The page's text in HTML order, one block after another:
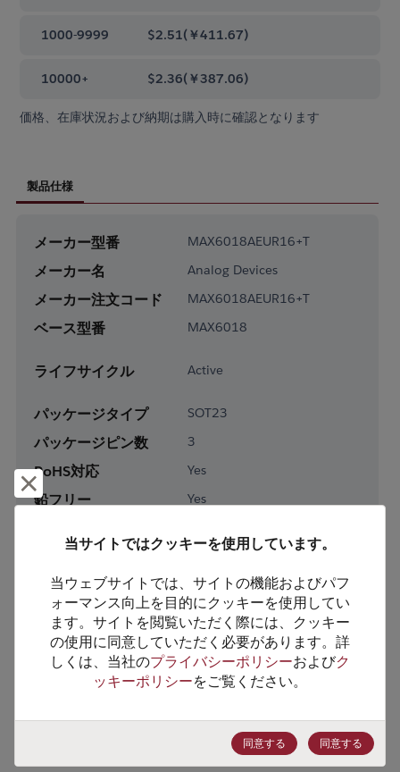
1000-9999 $2.51(￥411.67)
10000+ $2.36(￥387.06)
価格、在庫状況および納期は購入時に確認となります
製品仕様
メーカー型番 MAX6018AEUR16+T
メーカー名 Analog Devices
メーカー注文コード MAX6018AEUR16+T
ベース型番 MAX6018
ライフサイクル Active
パッケージタイプ SOT23
パッケージピン数 3
RoHS対応 Yes
鉛フリー Yes
2500
製品カテゴリー Analog & Mixed Signal
製品サブカテゴリー Power Management
製品グループ Voltage References
却下して閉じる
当サイトではクッキーを使用しています。
当ウェブサイトでは、サイトの機能およびパフ
ォーマンス向上を目的にクッキーを使用してい
ます。サイトを閲覧いただく際には、クッキー
の使用に同意していただく必要があります。詳
しくは、当社のプライバシーポリシーおよびク
ッキーポリシーをご覧ください。
同意する 同意する